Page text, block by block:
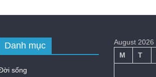
Danh mục
sống
August 2026
M
T